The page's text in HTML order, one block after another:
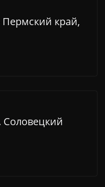
край,
Соловецкий